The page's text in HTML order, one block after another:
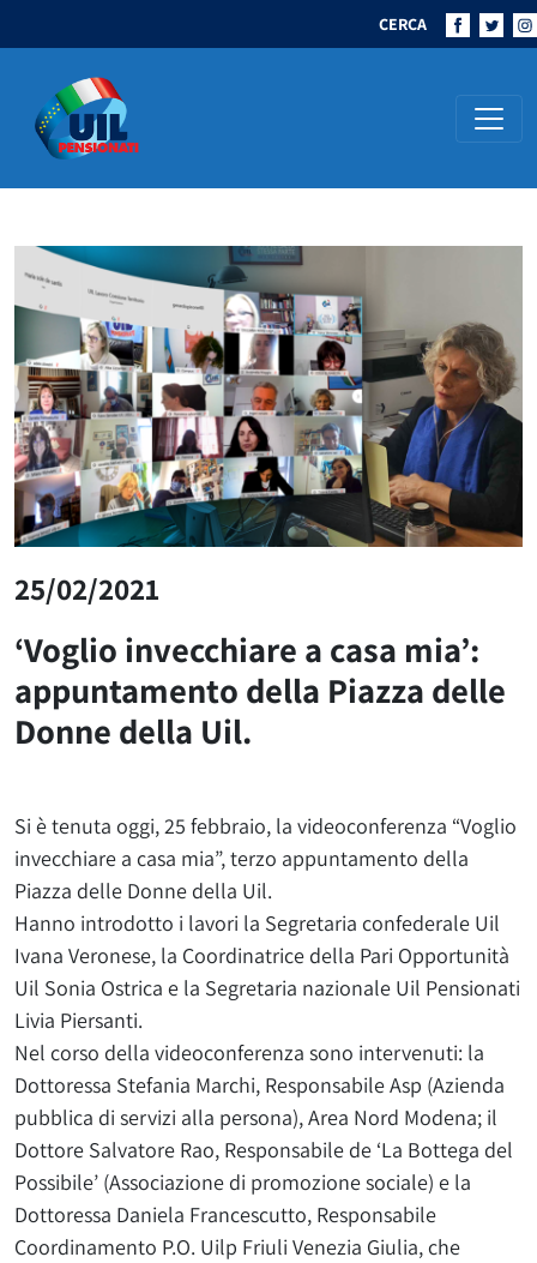
CERCA
Navigazione principale
25/02/2021
‘Voglio invecchiare a casa mia’:
appuntamento della Piazza delle
Donne della Uil.
Si è tenuta oggi, 25 febbraio, la videoconferenza “Voglio
invecchiare a casa mia”, terzo appuntamento della
Piazza delle Donne della Uil.
Hanno introdotto i lavori la Segretaria confederale Uil
Ivana Veronese, la Coordinatrice della Pari Opportunità
Uil Sonia Ostrica e la Segretaria nazionale Uil Pensionati
Livia Piersanti.
Nel corso della videoconferenza sono intervenuti: la
Dottoressa Stefania Marchi, Responsabile Asp (Azienda
pubblica di servizi alla persona), Area Nord Modena; il
Dottore Salvatore Rao, Responsabile de ‘La Bottega del
Possibile’ (Associazione di promozione sociale) e la
Dottoressa Daniela Francescutto, Responsabile
Coordinamento P.O. Uilp Friuli Venezia Giulia, che